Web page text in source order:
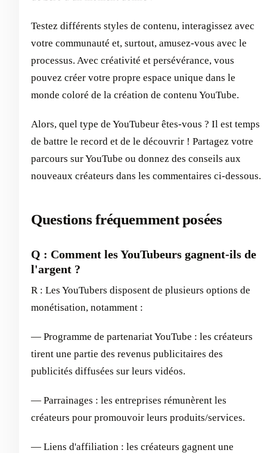
Testez différents styles de contenu, interagissez avec
votre communauté et, surtout, amusez-vous avec le
processus. Avec créativité et persévérance, vous
pouvez créer votre propre espace unique dans le
monde coloré de la création de contenu YouTube.
Alors, quel type de YouTubeur êtes-vous ? Il est temps
de battre le record et de le découvrir ! Partagez votre
parcours sur YouTube ou donnez des conseils aux
nouveaux créateurs dans les commentaires ci-dessous.
Questions fréquemment posées
Q : Comment les YouTubeurs gagnent-ils de
l'argent ?
R : Les YouTubers disposent de plusieurs options de
monétisation, notamment :
— Programme de partenariat YouTube : les créateurs
tirent une partie des revenus publicitaires des
publicités diffusées sur leurs vidéos.
— Parrainages : les entreprises rémunèrent les
créateurs pour promouvoir leurs produits/services.
— Liens d'affiliation : les créateurs gagnent une